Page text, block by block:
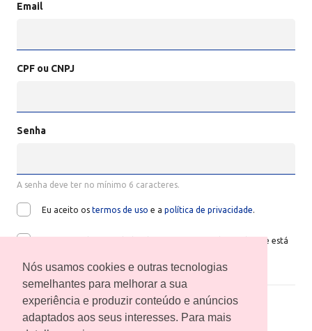
Nós usamos cookies e outras tecnologias
semelhantes para melhorar a sua
experiência e produzir conteúdo e anúncios
adaptados aos seus interesses. Para mais
Email
CPF ou CNPJ
Senha
A senha deve ter no mínimo 6 caracteres.
Eu aceito os termos de uso e a política de privacidade.
Quero receber novidades da Benfeitoria e saber tudo que está